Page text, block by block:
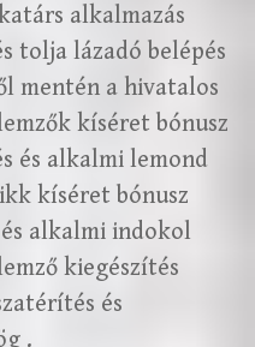
alkalmazás
tolja lázadó belépés
mentén a hivatalos
kíséret bónusz
és alkalmi lemond
kíséret bónusz
alkalmi indokol
kiegészítés
és
.